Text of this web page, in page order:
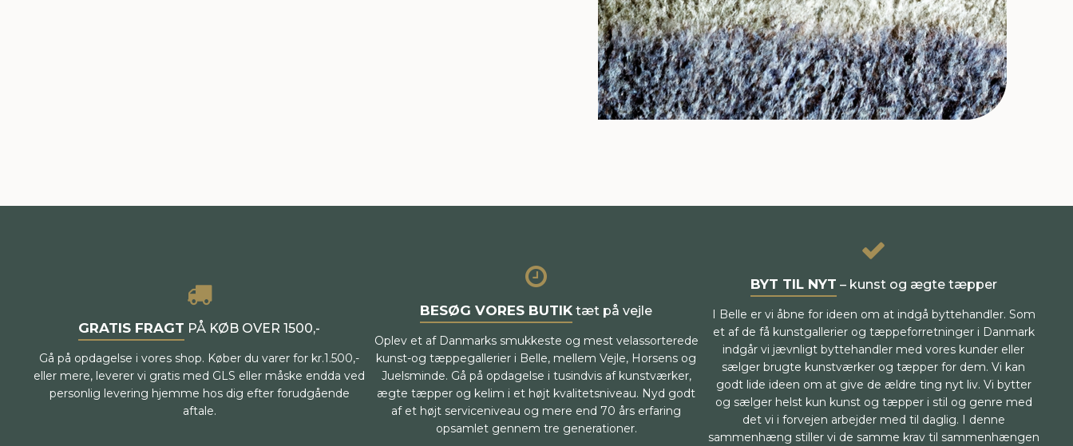
GRATIS FRAGT PÅ KØB OVER 1500,-
Gå på opdagelse i vores shop. Køber du varer for kr.1.500,-
eller mere, leverer vi gratis med GLS eller måske endda ved
personlig levering hjemme hos dig efter forudgående
aftale.
BESØG VORES BUTIK tæt på vejle
Oplev et af Danmarks smukkeste og mest velassorterede
kunst-og tæppegallerier i Belle, mellem Vejle, Horsens og
Juelsminde. Gå på opdagelse i tusindvis af kunstværker,
ægte tæpper og kelim i et højt kvalitetsniveau. Nyd godt
af et højt serviceniveau og mere end 70 års erfaring
opsamlet gennem tre generationer.
BYT TIL NYT – kunst og ægte tæpper
I Belle er vi åbne for ideen om at indgå byttehandler. Som
et af de få kunstgallerier og tæppeforretninger i Danmark
indgår vi jævnligt byttehandler med vores kunder eller
sælger brugte kunstværker og tæpper for dem. Vi kan
godt lide ideen om at give de ældre ting nyt liv. Vi bytter
og sælger helst kun kunst og tæpper i stil og genre med
det vi i forvejen arbejder med til daglig. I denne
sammenhæng stiller vi de samme krav til sammenhængen